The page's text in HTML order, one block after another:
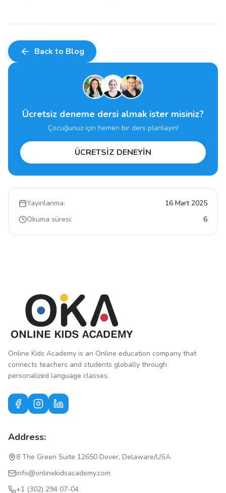
Back to Blog
Ücretsiz deneme dersi almak ister misiniz?
Çocuğunuz için hemen bir ders planlayın!
ÜCRETSİZ DENEYİN
Yayınlanma:
16 Mart 2025
Okuma süresi:
6
Online Kids Academy is an Online education company that
connects teachers and students globally through
personalized language classes.
Address:
8 The Green Suite 12650 Dover, Delaware/USA
info@onlinekidsacademy.com
+1 (302) 294 07-04